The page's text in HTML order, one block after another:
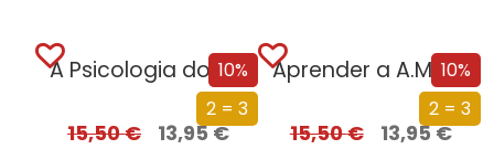
10%
2 = 3
A Psicologia do Amor
15,50€ 13,95€
10%
2 = 3
Aprender a A.M.A.R.
15,50€ 13,95€